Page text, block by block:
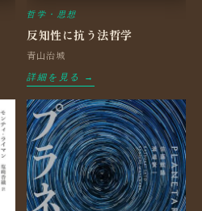
哲学・思想
反知性に抗う法哲学
青山治城
詳細を見る →